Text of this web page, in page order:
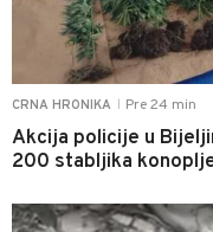
CRNA HRONIKA Pre 24 min
Akcija policije u
200 stabljika